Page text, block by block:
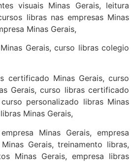
visuais Minas Gerais, leitura
libras nas empresas Minas
Minas Gerais,
Gerais, curso libras colegio
certificado Minas Gerais, curso
Gerais, curso libras certificado
personalizado libras Minas
Minas Gerais,
Minas Gerais, empresa
Gerais, treinamento libras,
Minas Gerais, empresa libras